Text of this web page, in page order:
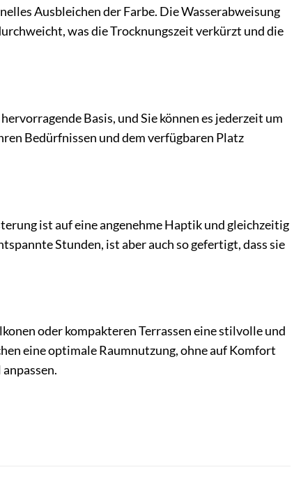
Ausbleichen der Farbe. Die Wasserabweisung
was die Trocknungszeit verkürzt und die
Basis, und Sie können es jederzeit um
Bedürfnissen und dem verfügbaren Platz
ist auf eine angenehme Haptik und gleichzeitig
Stunden, ist aber auch so gefertigt, dass sie
oder kompakteren Terrassen eine stilvolle und
eine optimale Raumnutzung, ohne auf Komfort